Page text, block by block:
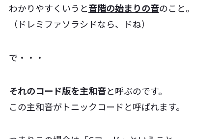
わかりやすくいうと音階の始まりの音のこと。
（ドレミファソラシドなら、ドね）
で・・・
それのコード版を主和音と呼ぶのです。
この主和音がトニックコードと呼ばれます。